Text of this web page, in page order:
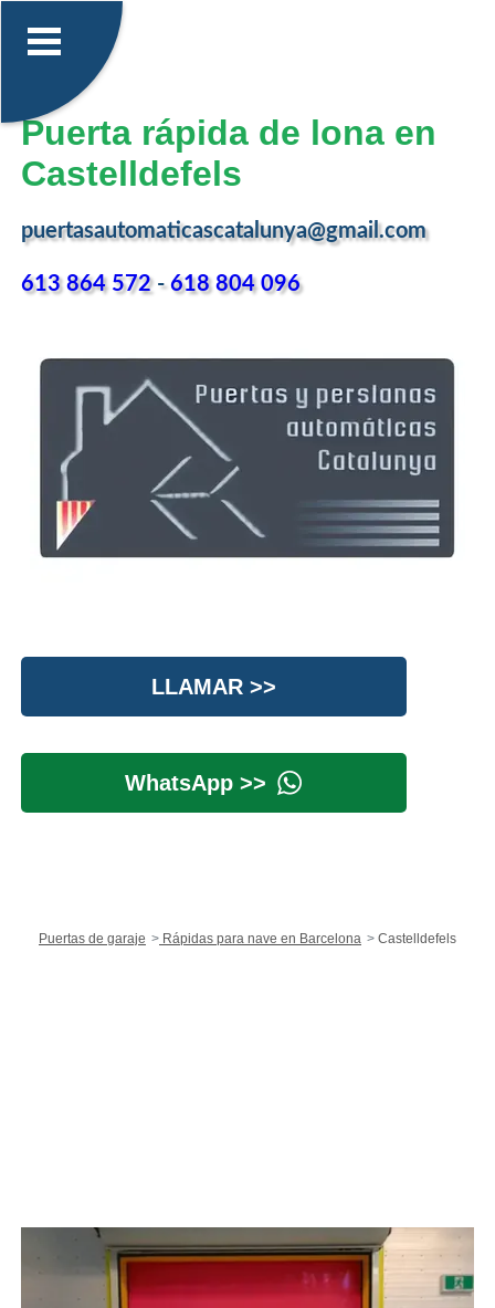
Puerta rápida de lona en
Castelldefels
puertasautomaticascatalunya@gmail.com
613 864 572-618 804 096
LLAMAR >>
WhatsApp >>
Puertas de garaje Rápidas para nave en Barcelona Castelldefels